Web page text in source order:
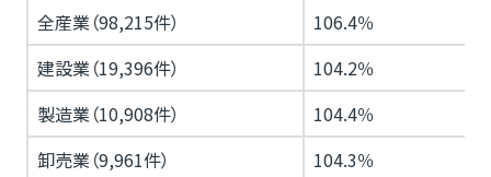
全産業（98,215件）
106.4％
建設業（19,396件）
104.2％
製造業（10,908件）
104.4％
卸売業（9,961件）
104.3％